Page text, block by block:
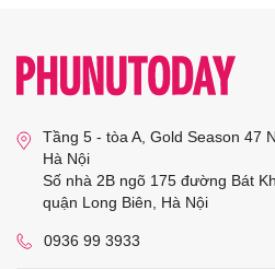
Tầng 5 - tòa A, Gold Season 47
Hà Nội
Số nhà 2B ngõ 175 đường Bát
quận Long Biên, Hà Nội
0936 99 3933